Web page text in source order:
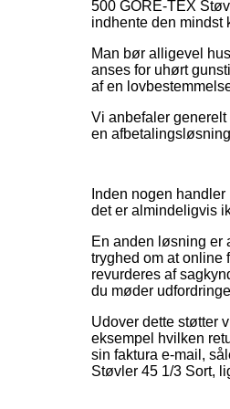
500 GORE-TEX
indhente den mindst
Man bør alligevel
anses for uhørt
af en
Vi anbefaler
en
Inden nogen
det er almindeligvis
En anden løsning er
tryghed om at online
revurderes af
du møder
Udover dette støtter
eksempel hvilken
sin faktura e-mail,
Støvler 45 1/3 Sort,